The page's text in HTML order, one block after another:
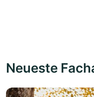
Neueste